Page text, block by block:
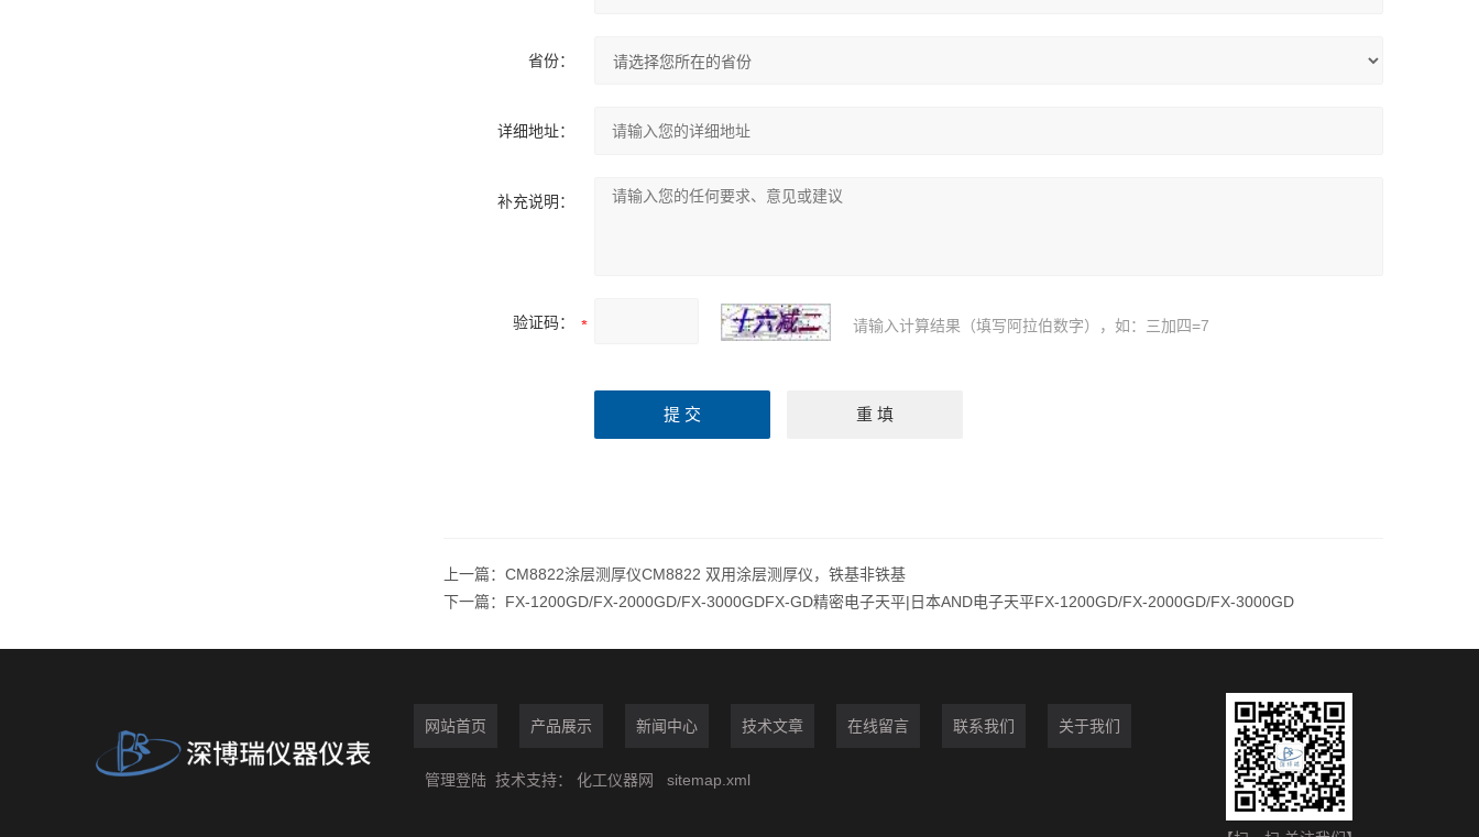
省份：
详细地址：
补充说明：
验证码： 请输入计算结果（填写阿拉伯数字），如：三加四=7
上一篇： CM8822涂层测厚仪CM8822 双用涂层测厚仪，铁基非铁基
下一篇： FX-1200GD/FX-2000GD/FX-3000GDFX-GD精密电子天平|日本AND电子天平FX-1200GD/FX-2000GD/FX-3000GD
网站首页 产品展示 新闻中心 技术文章 在线留言 联系我们 关于我们
管理登陆 技术支持： 化工仪器网 sitemap.xml